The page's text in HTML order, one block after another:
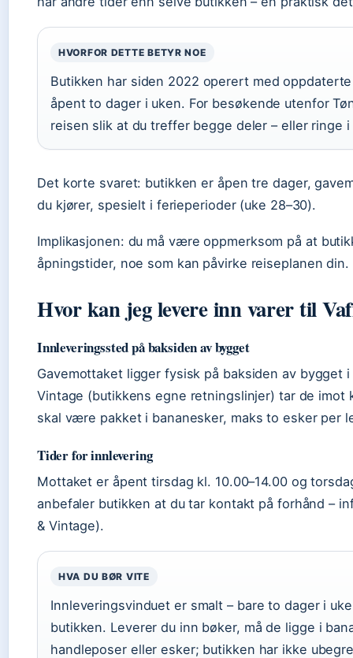
HVORFOR DETTE BETYR NOE
Butikken har siden 2022 operert med
åpent to dager i uken. For besøkende utenfor
reisen slik at du treffer begge deler – eller ringe
Det korte svaret: butikken er åpen tre dager,
du kjører, spesielt i ferieperioder (uke 28–30).
Implikasjonen: du må være oppmerksom på at
åpningstider, noe som kan påvirke reiseplanen din.
Hvor kan jeg levere inn varer til
Innleveringssted på baksiden av bygget
Gavemottaket ligger fysisk på baksiden av bygget
Vintage (butikkens egne retningslinjer) tar de
skal være pakket i bananesker, maks to esker per
Tider for innlevering
Mottaket er åpent tirsdag kl. 10.00–14.00 og
anbefaler butikken at du tar kontakt på forhånd –
& Vintage).
HVA DU BØR VITE
Innleveringsvinduet er smalt – bare to dager i
butikken. Leverer du inn bøker, må de ligge i
handleposer eller esker; butikken har ikke